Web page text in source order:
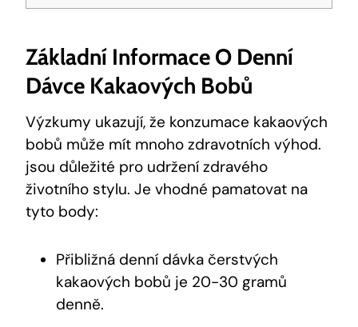
Základní Informace O Denní
Dávce Kakaových Bobů
Výzkumy ukazují, že konzumace kakaových
bobů může mít mnoho zdravotních výhod.
jsou důležité‌ pro udržení zdravého
životního stylu.⁣ Je vhodné pamatovat na
tyto body:
Přibližná denní dávka čerstvých
kakaových bobů je 20-30 gramů
denně.